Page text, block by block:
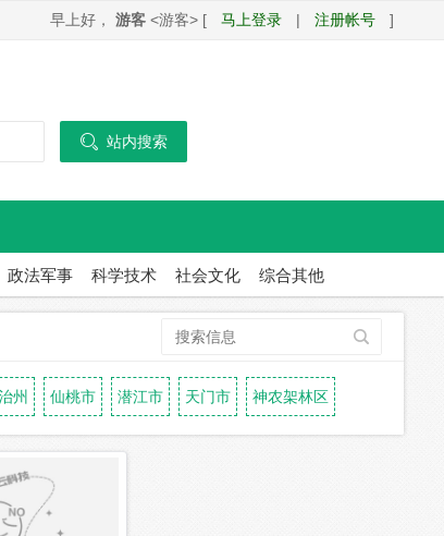
早上好， 游客 <游客> [ 马上登录 | 注册帐号 ]
 站内搜索
政法军事 科学技术 社会文化 综合其他
州 仙桃市 潜江市 天门市 神农架林区